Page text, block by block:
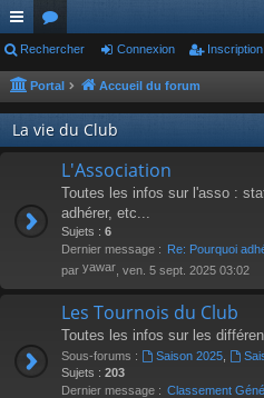
ac
co
ur
ci
or
u
m
s
Rechercher Connexion Inscription
Portal Accueil du forum
La vie du Club
L'Association
Toutes les infos sur l'asso :
adhérer, etc...
Sujets : 6
Dernier message : Re: Pourquoi
par yawar , ven. 5 sept. 2025 03:02
Les Tournois du Club
Toutes les infos sur les
Sous-forums : Saison 2025,
Sujets : 203
Dernier message : Classement